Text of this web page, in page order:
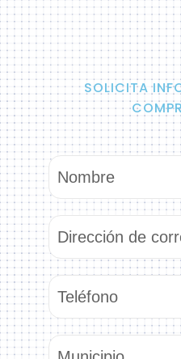
SOLICITA